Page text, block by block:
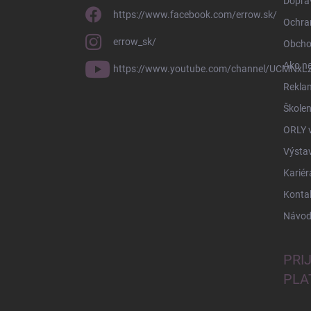
https://www.facebook.com/errow.sk/
errow_sk/
https://www.youtube.com/channel/
Ako
ORLY